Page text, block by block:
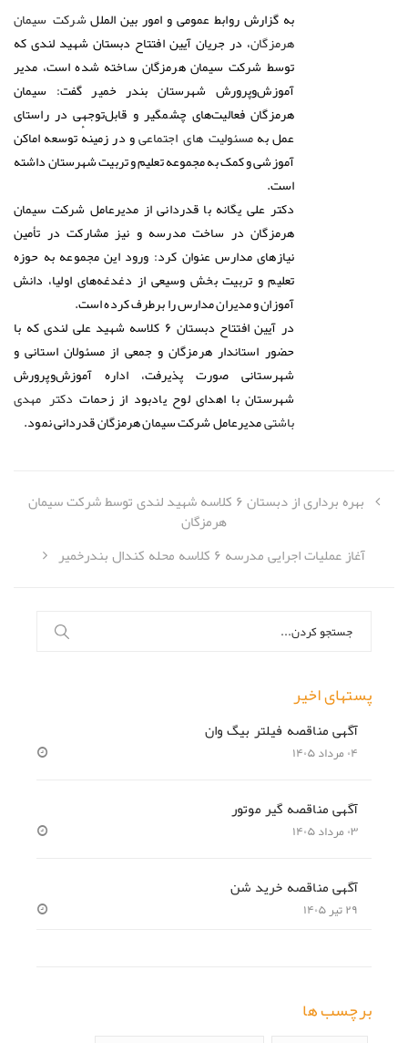
به گزارش روابط عمومی و امور بین الملل شرکت سیمان
هرمزگان، در جریان آیین افتتاح دبستان شهید لندی که
توسط شرکت سیمان هرمزگان ساخته شده است، مدیر
آموزش‌وپرورش شهرستان بندر خمیر گفت: سیمان
هرمزگان فعالیت‌های چشمگیر و قابل‌توجهی در راستای
عمل به مسئولیت های اجتماعی و در زمینهٔ توسعه اماکن
آموزشی و کمک به مجموعه تعلیم و تربیت شهرستان داشته
است.
دکتر علی یگانه با قدردانی از مدیرعامل شرکت سیمان
هرمزگان در ساخت مدرسه و نیز مشارکت در تأمین
نیازهای مدارس عنوان کرد: ورود این مجموعه به حوزه
تعلیم و تربیت بخش وسیعی از دغدغه‌های اولیا، دانش
آموزان و مدیران مدارس را برطرف کرده است.
در آیین افتتاح دبستان ۶ کلاسه شهید علی لندی که با
حضور استاندار هرمزگان و جمعی از مسئولان استانی و
شهرستانی صورت پذیرفت، اداره آموزش‌وپرورش
شهرستان با اهدای لوح یادبود از زحمات دکتر مهدی
باشتی مدیرعامل شرکت سیمان هرمزگان قدردانی نمود.
بهره برداری از دبستان ۶ کلاسه شهید لندی توسط شرکت سیمان
هرمزگان
آغاز عملیات اجرایی مدرسه ۶ کلاسه محله کندال بندرخمیر
برای:
پستهای اخیر
آگهی مناقصه فیلتر بیگ وان
۰۴ مرداد ۱۴۰۵
آگهی مناقصه گیر موتور
۰۳ مرداد ۱۴۰۵
آگهی مناقصه خرید شن
۲۹ تیر ۱۴۰۵
برچسب ها